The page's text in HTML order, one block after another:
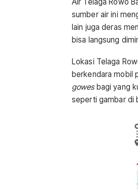
sumber air ini
lain juga deras
bisa langsung
Lokasi Telaga
berkendara mobil
gowesbagi yang
seperti gambar di